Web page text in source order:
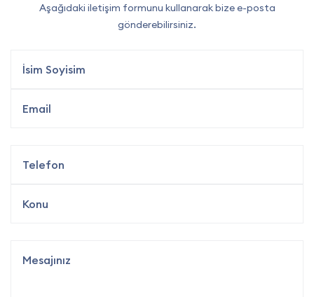
Aşağıdaki iletişim formunu kullanarak bize e-posta
gönderebilirsiniz.